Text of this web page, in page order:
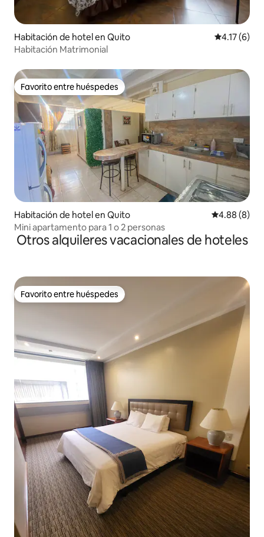
Habitación de hotel en Quito Calificación
4.17 (6)
Habitación Matrimonial
Favorito entre huéspedes
Favorito entre huéspedes
Habitación de hotel en Quito Calificación
4.88 (8)
Mini apartamento para 1 o 2 personas
Otros alquileres vacacionales de hoteles
Favorito entre huéspedes
Favorito entre huéspedes